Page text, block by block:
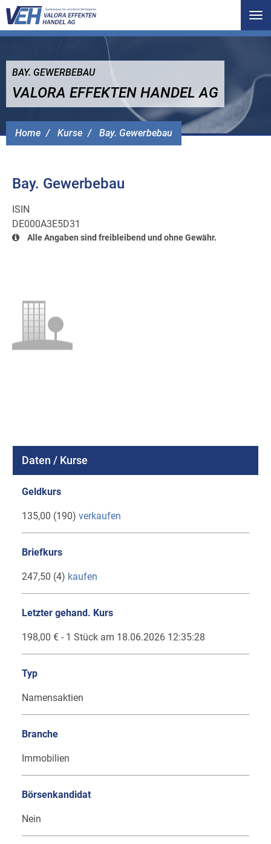
Home Kurse Bay. Gewerbebau
BAY. GEWERBEBAU
VALORA EFFEKTEN HANDEL AG
Bay. Gewerbebau
ISIN
DE000A3E5D31
Alle Angaben sind freibleibend und ohne Gewähr.
Daten / Kurse
Geldkurs
135,00 (190) verkaufen
Briefkurs
247,50 (4) kaufen
Letzter gehand. Kurs
198,00 € - 1 Stück am 18.06.2026 12:35:28
Typ
Namensaktien
Branche
Immobilien
Börsenkandidat
Nein